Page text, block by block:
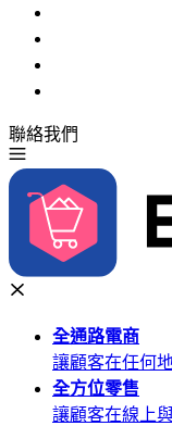
聯絡我們
全通路電商
讓顧客在任何
全方位零售
讓顧客在線上